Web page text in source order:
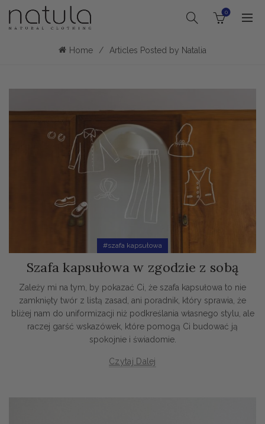
0
Home Articles Posted by Natalia
#szafa kapsułowa
Szafa kapsułowa w zgodzie z sobą
Zależy mi na tym, by pokazać Ci, że szafa kapsułowa to nie
zamknięty twór z listą zasad, ani poradnik, który sprawia, że
bliżej nam do uniformizacji niż podkreślania własnego stylu, ale
raczej garść wskazówek, które pomogą Ci budować ją
spokojnie i świadomie.
Czytaj Dalej